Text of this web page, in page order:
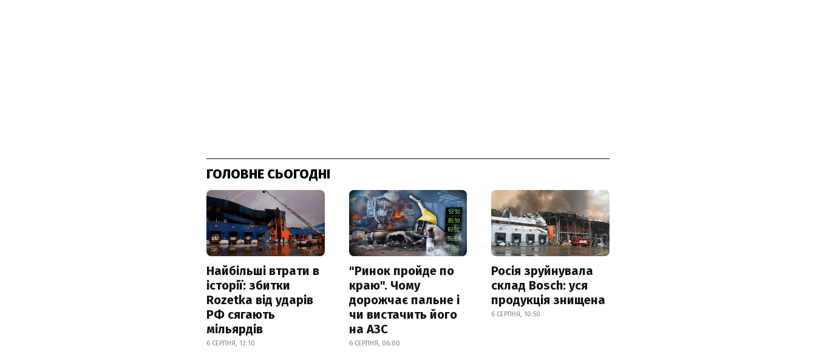
ГОЛОВНЕ СЬОГОДНІ
Найбільші втрати в
історії: збитки
Rozetka від ударів
РФ сягають
мільярдів
6 СЕРПНЯ, 12:10
"Ринок пройде по
краю". Чому
дорожчає пальне і
чи вистачить його
на АЗС
6 СЕРПНЯ, 06:00
Росія зруйнувала
склад Bosch: уся
продукція знищена
6 СЕРПНЯ, 10:50